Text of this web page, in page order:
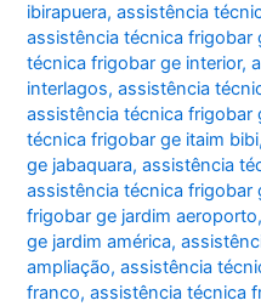
ibirapuera,assistência
assistência técnica frigobar
técnica frigobar ge interior,
interlagos,assistência
assistência técnica frigobar
técnica frigobar ge itaim bibi
ge jabaquara,assistência
assistência técnica frigobar
frigobar ge jardim aeroporto
ge jardim américa,
ampliação,assistência
franco,assistência técnica